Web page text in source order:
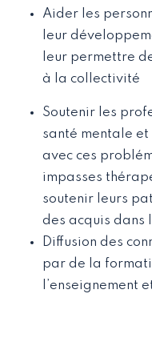
Aider les
leur
leur permettre
à la collectivité
Soutenir les
santé mentale
avec ces
impasses
soutenir leurs
des acquis dans
Diffusion des
par de la
l’enseignement